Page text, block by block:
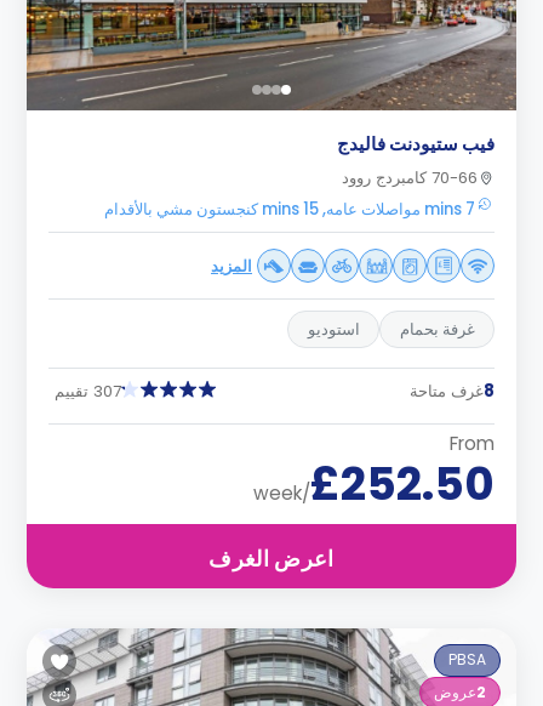
فيب ستيودنت فاليدج
70-66 كامبردج روود
7 mins مواصلات عامه, 15 mins كنجستون مشي بالأقدام
المزيد
غرفة بحمام استوديو
8غرف متاحة 307 تقييم
From
£252.50
/week
اعرض الغرف
PBSA
2عروض